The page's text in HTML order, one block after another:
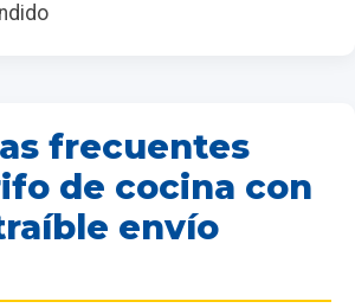
frecuentes
de cocina con
envío